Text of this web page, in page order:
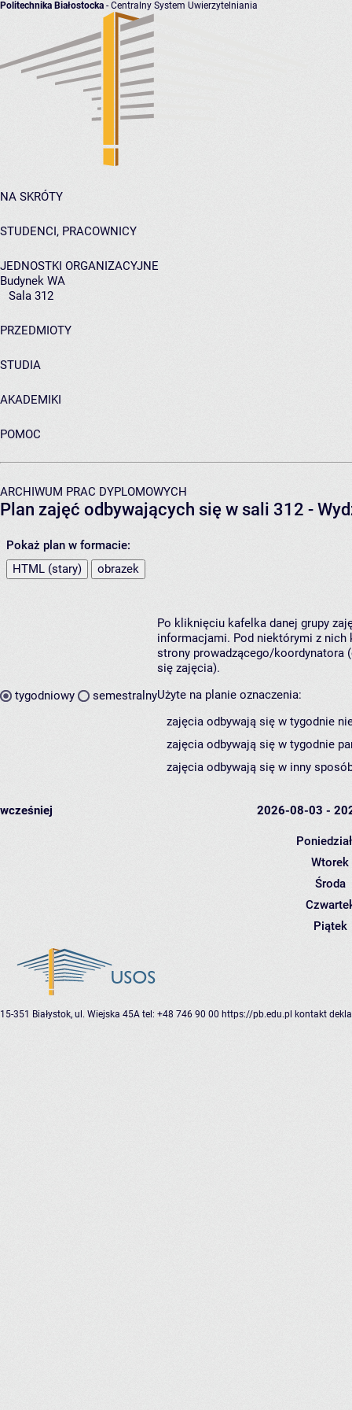
Politechnika Białostocka - Centralny System Uwierzytelniania
NA SKRÓTY
STUDENCI, PRACOWNICY
JEDNOSTKI ORGANIZACYJNE
Budynek WA
Sala 312
PRZEDMIOTY
STUDIA
AKADEMIKI
POMOC
ARCHIWUM PRAC DYPLOMOWYCH
Plan zajęć odbywających się w sali 312 -
Pokaż plan w formacie:
HTML (stary)
obrazek
tygodniowy semestralny
Po kliknięciu kafelka danej grupy
informacjami. Pod niektórymi z nich
strony prowadzącego/koordynatora
się zajęcia).
Użyte na planie oznaczenia:
zajęcia odbywają się w tygodnie
zajęcia odbywają się w tygodnie
zajęcia odbywają się w inny
wcześniej 2026-08-03 -
Wtorek
Środa
Piątek
15-351 Białystok, ul. Wiejska 45A tel: +48 746 90 00 https://pb.edu.pl kontakt